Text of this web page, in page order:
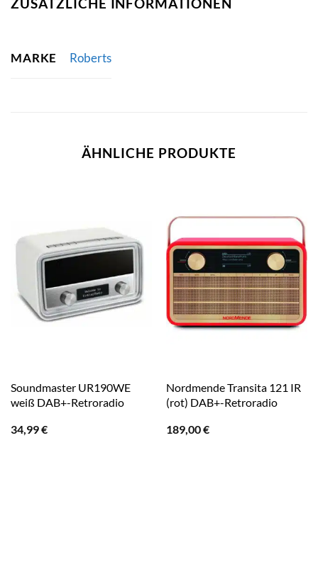
ZUSÄTZLICHE INFORMATIONEN
MARKE Roberts
ÄHNLICHE PRODUKTE
Soundmaster UR190WE
weiß DAB+-Retroradio
34,99€
Nordmende Transita 121 IR
(rot) DAB+-Retroradio
189,00€